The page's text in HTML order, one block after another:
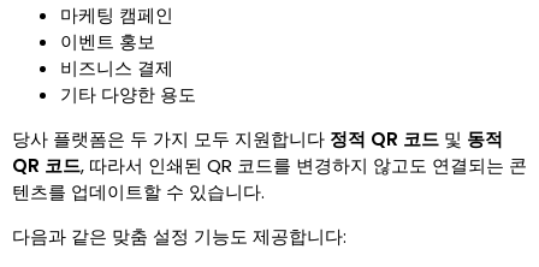
마케팅 캠페인
이벤트 홍보
비즈니스 결제
기타 다양한 용도
당사 플랫폼은 두 가지 모두 지원합니다 정적 QR 코드 및 동적
QR 코드, 따라서 인쇄된 QR 코드를 변경하지 않고도 연결되는 콘
텐츠를 업데이트할 수 있습니다.
다음과 같은 맞춤 설정 기능도 제공합니다: